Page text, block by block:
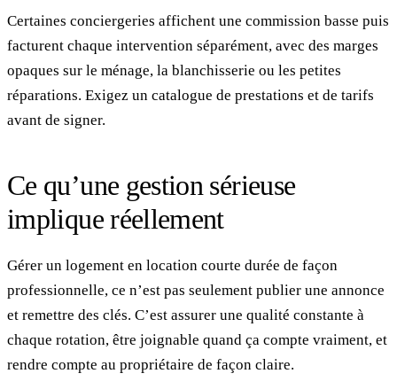
Certaines conciergeries affichent une commission basse puis
facturent chaque intervention séparément, avec des marges
opaques sur le ménage, la blanchisserie ou les petites
réparations. Exigez un catalogue de prestations et de tarifs
avant de signer.
Ce qu’une gestion sérieuse
implique réellement
Gérer un logement en location courte durée de façon
professionnelle, ce n’est pas seulement publier une annonce
et remettre des clés. C’est assurer une qualité constante à
chaque rotation, être joignable quand ça compte vraiment, et
rendre compte au propriétaire de façon claire.